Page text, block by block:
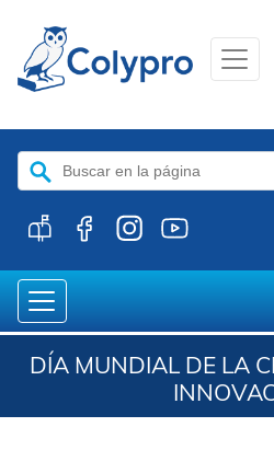
Buscar:
DÍA MUNDIAL DE LA